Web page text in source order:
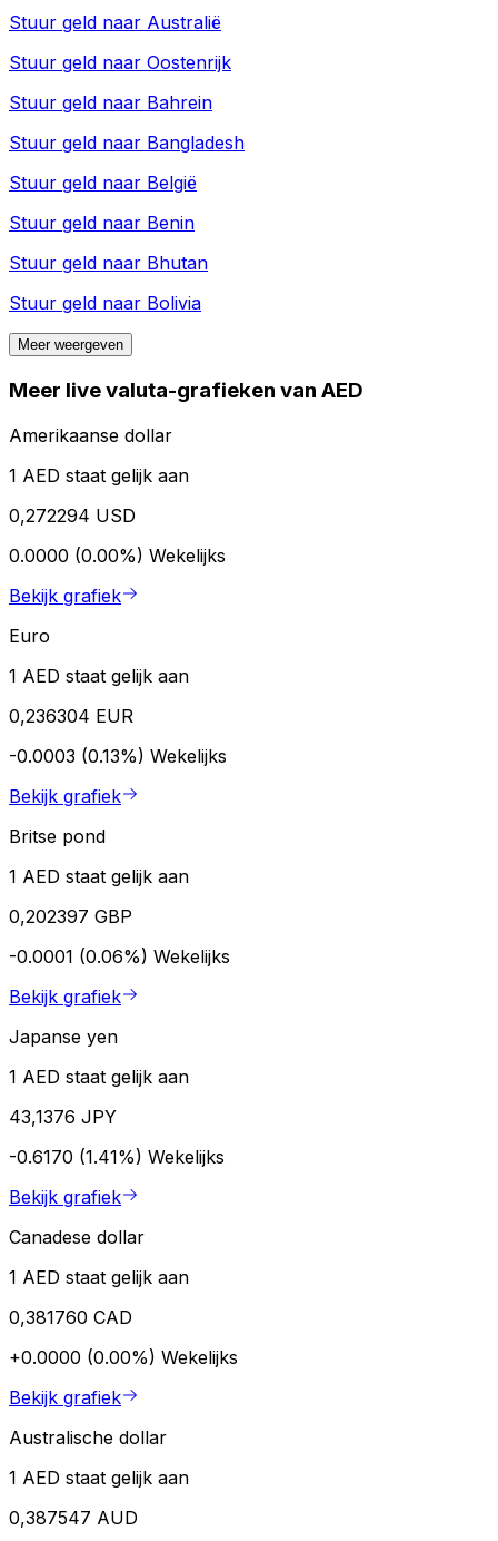
Stuur geld naar Australië
Stuur geld naar Oostenrijk
Stuur geld naar Bahrein
Stuur geld naar Bangladesh
Stuur geld naar België
Stuur geld naar Benin
Stuur geld naar Bhutan
Stuur geld naar Bolivia
Meer weergeven
Meer live valuta-grafieken van AED
Amerikaanse dollar
1 AED staat gelijk aan
0,272294 USD
0.0000 (0.00%) Wekelijks
Bekijk grafiek
Euro
1 AED staat gelijk aan
0,236304 EUR
-0.0003 (0.13%) Wekelijks
Bekijk grafiek
Britse pond
1 AED staat gelijk aan
0,202397 GBP
-0.0001 (0.06%) Wekelijks
Bekijk grafiek
Japanse yen
1 AED staat gelijk aan
43,1376 JPY
-0.6170 (1.41%) Wekelijks
Bekijk grafiek
Canadese dollar
1 AED staat gelijk aan
0,381760 CAD
+0.0000 (0.00%) Wekelijks
Bekijk grafiek
Australische dollar
1 AED staat gelijk aan
0,387547 AUD